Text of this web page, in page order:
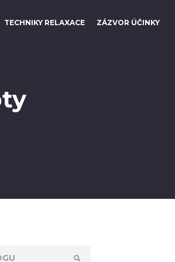
TECHNIKY RELAXACE ZÁZVOR ÚČINKY